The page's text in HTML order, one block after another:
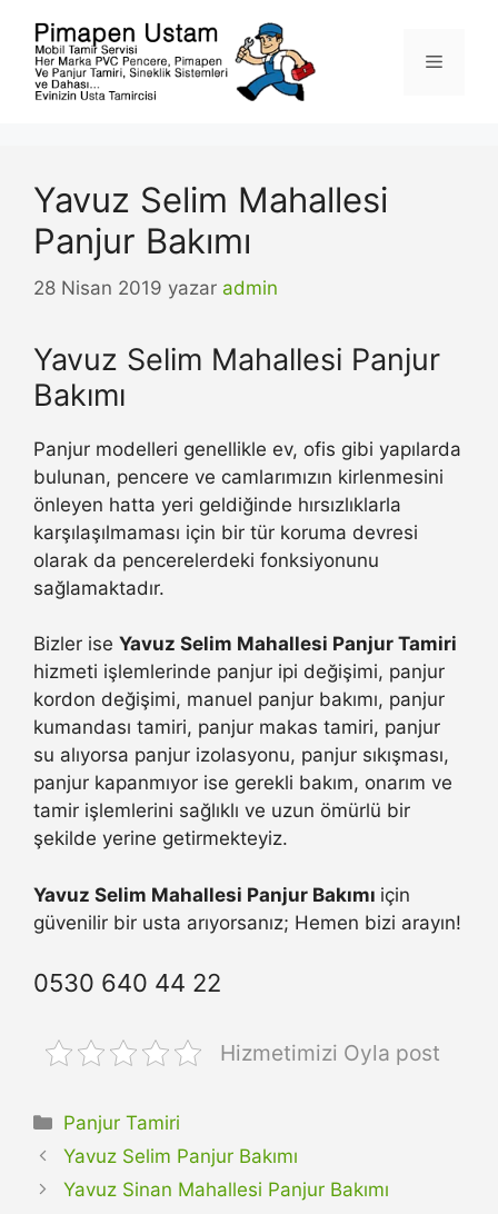
Menü
Yavuz Selim Mahallesi
Panjur Bakımı
28 Nisan 2019 yazar admin
Yavuz Selim Mahallesi Panjur
Bakımı
Panjur modelleri genellikle ev, ofis gibi yapılarda
bulunan, pencere ve camlarımızın kirlenmesini
önleyen hatta yeri geldiğinde hırsızlıklarla
karşılaşılmaması için bir tür koruma devresi
olarak da pencerelerdeki fonksiyonunu
sağlamaktadır.
Bizler ise Yavuz Selim Mahallesi Panjur Tamiri
hizmeti işlemlerinde panjur ipi değişimi, panjur
kordon değişimi, manuel panjur bakımı, panjur
kumandası tamiri, panjur makas tamiri, panjur
su alıyorsa panjur izolasyonu, panjur sıkışması,
panjur kapanmıyor ise gerekli bakım, onarım ve
tamir işlemlerini sağlıklı ve uzun ömürlü bir
şekilde yerine getirmekteyiz.
Yavuz Selim Mahallesi Panjur Bakımı için
güvenilir bir usta arıyorsanız; Hemen bizi arayın!
0530 640 44 22
Hizmetimizi Oyla post
Kategoriler
Panjur Tamiri
Yavuz Selim Panjur Bakımı
Yavuz Sinan Mahallesi Panjur Bakımı